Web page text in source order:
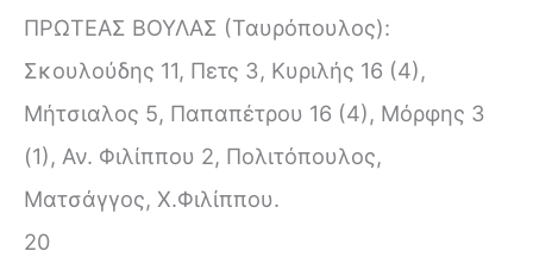
ΠΡΩΤΕΑΣ ΒΟΥΛΑΣ (Ταυρόπουλος):
Σκουλούδης 11, Πετς 3, Κυριλής 16 (4),
Μήτσιαλος 5, Παπαπέτρου 16 (4), Μόρφης 3
(1), Αν. Φιλίππου 2, Πολιτόπουλος,
Ματσάγγος, Χ.Φιλίππου.
20